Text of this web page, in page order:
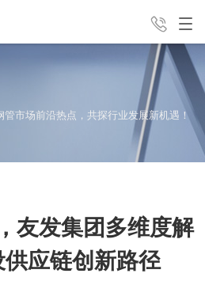
新闻中心
集团介绍 联系我们
销售咨询电话
市场前沿热点，共探行业发展新机遇！
友发集团多维度解
应链创新路径